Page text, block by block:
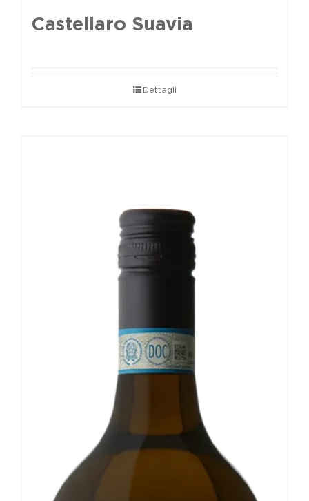
Castellaro Suavia
Dettagli